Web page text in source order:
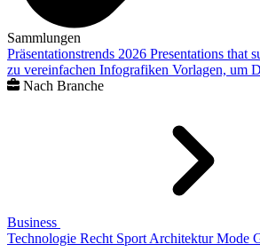
Sammlungen
Präsentationstrends 2026 Presentations that
zu vereinfachen Infografiken Vorlagen, um
Nach Branche
Business
Technologie Recht Sport Architektur Mode